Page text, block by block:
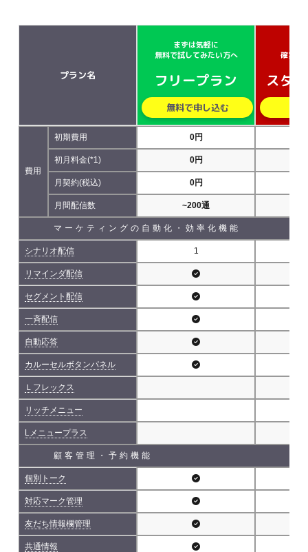
プラン名
まずは気軽に
無料で試してみたい方へ
フリープラン
無料で申し込む
確実に
スタ
費用
初期費用 0円
初月料金(*1) 0円
月契約(税込) 0円
月間配信数 ~200通
マーケティングの自動化・効率化機能
シナリオ配信 1
リマインダ配信
セグメント配信
一斉配信
自動応答
カルーセルボタンパネル
Ｌフレックス
リッチメニュー
Lメニュープラス
顧客管理・予約機能
個別トーク
対応マーク管理
友だち情報欄管理
共通情報